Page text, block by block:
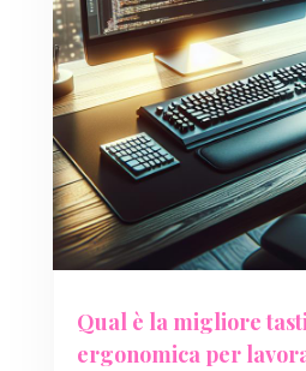
Qual è la migliore
ergonomica per